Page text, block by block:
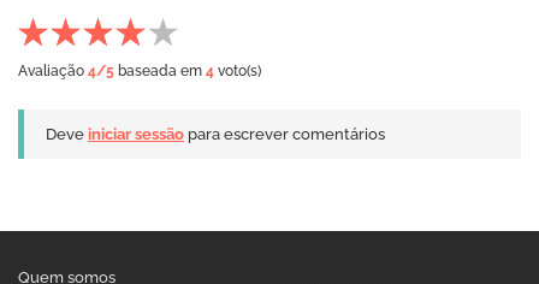
Avaliação 4/5 baseada em 4 voto(s)
Deve iniciar sessão para escrever comentários
Quem somos